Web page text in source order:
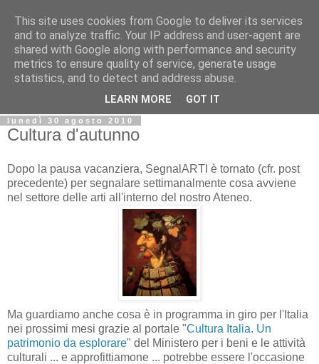
Biblio@rti in
Il Blog della Biblioteca di Area delle arti per condividere
informazioni iniziative incontri
lunedì 30 agosto 2010
Cultura d'autunno
Dopo la pausa vacanziera, SegnalARTI è tornato (cfr. post
precedente) per segnalare settimanalmente cosa avviene
nel settore delle arti all'interno del nostro Ateneo.
Ma guardiamo anche cosa è in programma in giro per l'Italia
nei prossimi mesi grazie al portale "Cultura Italia. Un
patrimonio da esplorare" del Ministero per i beni e le attività
culturali ... e approfittiamone ... potrebbe essere l'occasione
This site uses cookies from Google to deliver its services
and to analyze traffic. Your IP address and user-agent are
shared with Google along with performance and security
metrics to ensure quality of service, generate usage
statistics, and to detect and address abuse.
LEARN MORE GOT IT